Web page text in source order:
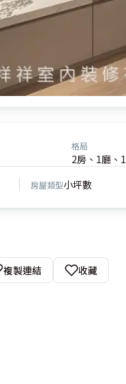
格局
2房、1廳、
房屋類型小坪數
複製連結
收藏